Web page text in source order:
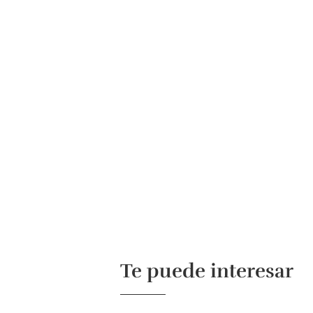
Te puede interesar